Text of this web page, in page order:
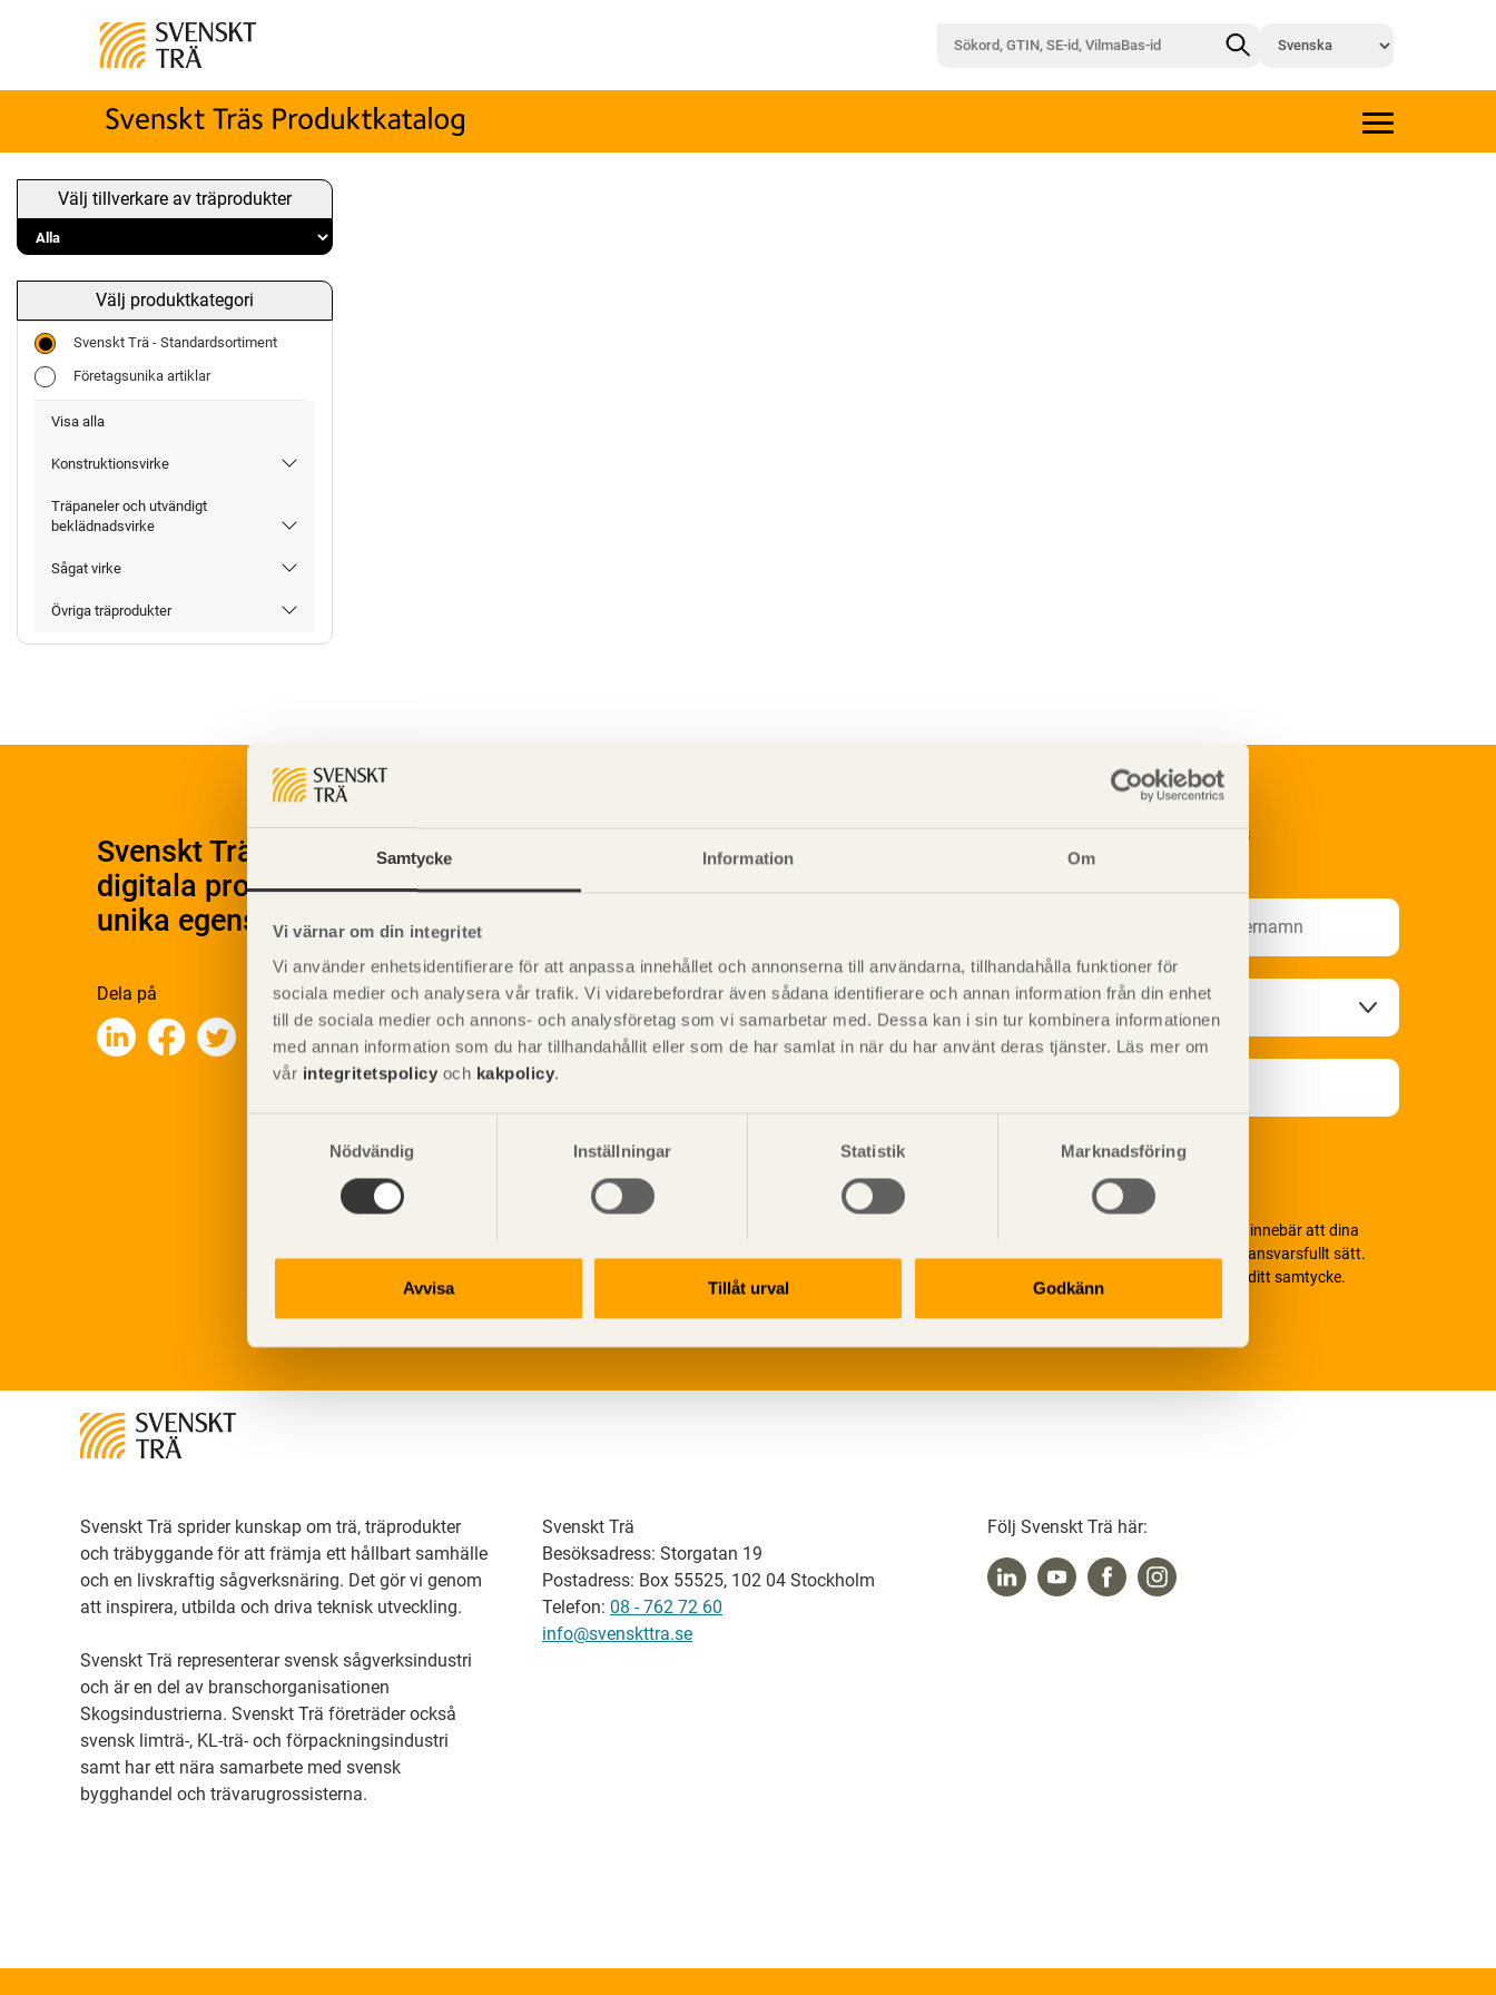
Samtycke Information Om
Vi värnar om din integritet
Vi använder enhetsidentifierare för att anpassa innehållet och annonserna till användarna, tillhandahålla funktioner för
sociala medier och analysera vår trafik. Vi vidarebefordrar även sådana identifierare och annan information från din enhet
till de sociala medier och annons- och analysföretag som vi samarbetar med. Dessa kan i sin tur kombinera informationen
med annan information som du har tillhandahållit eller som de har samlat in när du har använt deras tjänster. Läs mer om
vår integritetspolicy och kakpolicy.
Nödvändig
Inställningar Statistik Marknadsföring
Avvisa Tillåt urval Godkänn
Välj tillverkare av träprodukter
Välj produktkategori
Svenskt Trä - Standardsortiment
Företagsunika artiklar
Visa alla
Konstruktionsvirke
Träpaneler och utvändigt
beklädnadsvirke
Sågat virke
Övriga träprodukter
Svenskt Träs Produktkatalog är svensk sågverksnärings
digitala produktkatalog för att beskriva träprodukter och deras
unika egenskaper.
Dela på
Prenumerera på Svenskt Träs
informationsutskick!
Vi värnar om personlig integritet vilket innebär att dina
personuppgifter alltid hanteras på ett ansvarsfullt sätt.
Genom att klicka på skicka lämnar du ditt samtycke.
Läs vårintegritetspolicy.
Svenskt Trä sprider kunskap om trä, träprodukter
och träbyggande för att främja ett hållbart samhälle
och en livskraftig sågverksnäring. Det gör vi genom
att inspirera, utbilda och driva teknisk utveckling.
Svenskt Trä representerar svensk sågverksindustri
och är en del av branschorganisationen
Skogsindustrierna. Svenskt Trä företräder också
svensk limträ-, KL-trä- och förpackningsindustri
samt har ett nära samarbete med svensk
bygghandel och trävarugrossisterna.
Svenskt Trä
Besöksadress: Storgatan 19
Postadress: Box 55525, 102 04 Stockholm
Telefon: 08 - 762 72 60
info@svenskttra.se
Följ Svenskt Trä här: